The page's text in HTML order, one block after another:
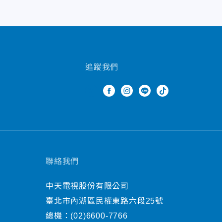
追蹤我們
聯絡我們
中天電視股份有限公司
臺北市內湖區民權東路六段25號
總機： (02)6600-7766